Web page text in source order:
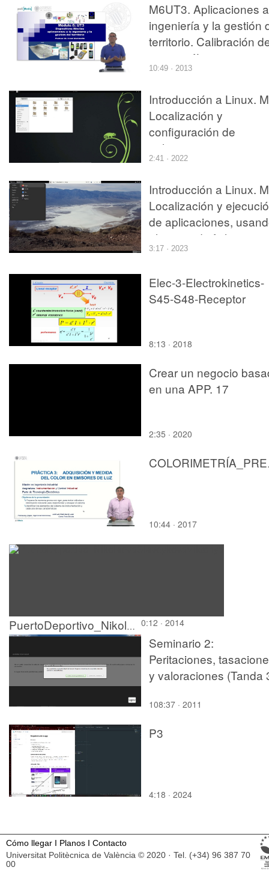
en la industria
informática?
M6UT3. Aplicaciones
ingeniería y la gestión
territorio. Calibración
cartografía
10:49 · 2013
Introducción a Linux.
Localización y
configuración de
aplicaciones
predeterminadas y
de archivos en
openSUSE
2:41 · 2022
Introducción a Linux.
Localización y
de aplicaciones,
el gestor de ficheros y
creación de ficheros
3:17 · 2023
Elec-3-Electrokinetics-
S45-S48-Receptor
8:13 · 2018
Crear un negocio
en una APP. 17
2:35 · 2020
10:44 · 2017
PuertoDeportivo_NikolaevaSlaveykovaViktoriya 0:12 · 2014
Seminario 2:
Peritaciones,
y valoraciones (Tanda
108:37 · 2011
P3
4:18 · 2024
Cómo llegar I Planos I Contacto
Universitat Politècnica de València © 2020 · Tel. (+34) 96 387 70
00